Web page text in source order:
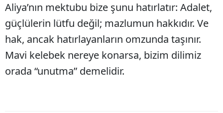
Aliya’nın mektubu bize şunu hatırlatır: Adalet,
güçlülerin lütfu değil; mazlumun hakkıdır. Ve
hak, ancak hatırlayanların omzunda taşınır.
Mavi kelebek nereye konarsa, bizim dilimiz
orada “unutma” demelidir.